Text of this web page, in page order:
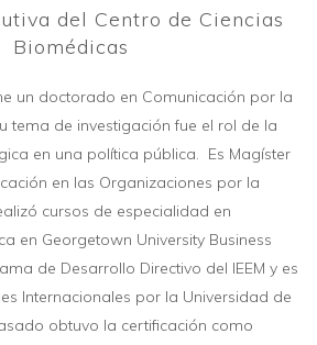
del Centro de Ciencias
Biomédicas
un doctorado en Comunicación por la
tema de investigación fue el rol de la
en una política pública. Es Magíster
en las Organizaciones por la
cursos de especialidad en
en Georgetown University Business
de Desarrollo Directivo del IEEM y es
Internacionales por la Universidad de
obtuvo la certificación como